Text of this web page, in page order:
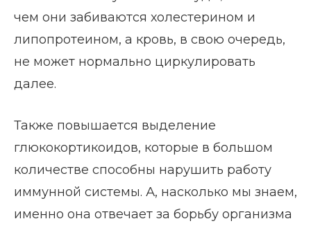
чем они забиваются холестерином и
липопротеином, а кровь, в свою очередь,
не может нормально циркулировать
далее.
Также повышается выделение
глюкокортикоидов, которые в большом
количестве способны нарушить работу
иммунной системы. А, насколько мы знаем,
именно она отвечает за борьбу организма